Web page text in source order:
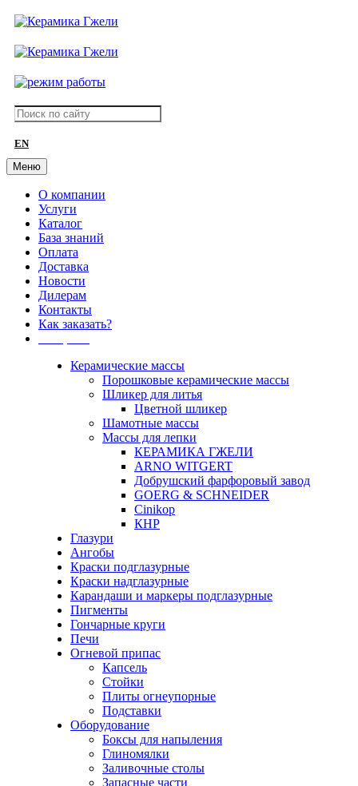
EN
Меню
О компании
Услуги
Каталог
База знаний
Оплата
Доставка
Новости
Дилерам
Контакты
Как заказать?
Керамические массы
Порошковые керамические массы
Шликер для литья
Цветной шликер
Шамотные массы
Массы для лепки
КЕРАМИКА ГЖЕЛИ
ARNO WITGERT
Добрушский фарфоровый завод
GOERG & SCHNEIDER
Cinikop
КНР
Глазури
Ангобы
Краски подглазурные
Краски надглазурные
Карандаши и маркеры подглазурные
Пигменты
Гончарные круги
Печи
Огневой припас
Капсель
Стойки
Плиты огнеупорные
Подставки
Оборудование
Боксы для напыления
Глиномялки
Заливочные столы
Запасные части